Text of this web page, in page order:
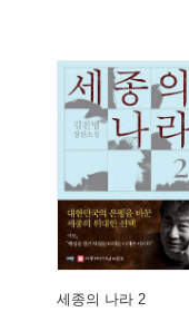
세종의 나라 2